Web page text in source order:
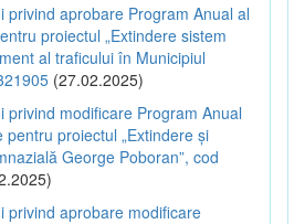
privind aprobare Program Anual al
proiectul „Extindere sistem
al traficului în Municipiul
(27.02.2025)
privind modificare Program Anual
pentru proiectul „Extindere și
George Poboran”, cod
privind aprobare modificare